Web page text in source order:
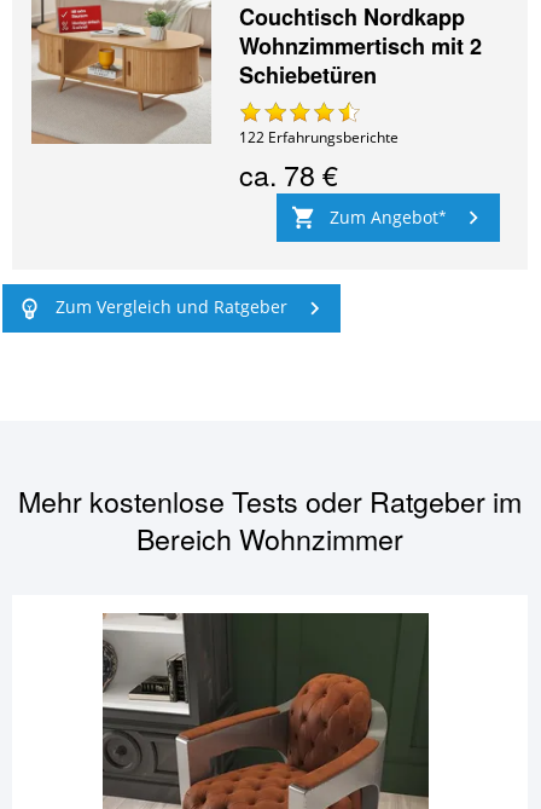
Couchtisch Nordkapp
Wohnzimmertisch mit 2
Schiebetüren
122 Erfahrungsberichte
ca. 78 €
Zum Angebot
Zum Vergleich und Ratgeber
Mehr kostenlose Tests oder Ratgeber im
BereichWohnzimmer